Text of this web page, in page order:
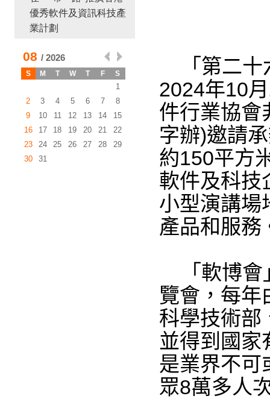
優秀軟件及資訊科技產
業計劃
「第二十
2024年10
件行業協會
字辦)邀請
約150平方
軟件及科技
小型演講場
產品和服務
「軟博會
覽會，每年
科學技術部
並得到國家
是業界不可
眾8萬多人